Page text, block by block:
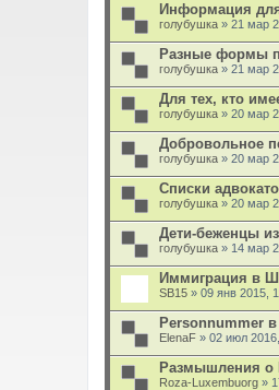
Информация
голубушка » 21 мар
Разные формы
голубушка » 21 мар
Для тех, кто
голубушка » 20 мар
Добровольное
голубушка » 20 мар
Списки
голубушка » 20 мар
Дети-беженцы
голубушка » 14 мар
Иммиграция в
SB15 » 09 янв 2015,
Personnummer
ElenaF » 02 июл
Размышления о
Roza-Luxembuorg »